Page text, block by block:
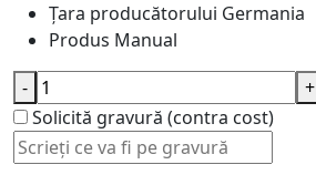
Țara producătorului Germania
Produs Manual
Solicită gravură (contra cost)
- +